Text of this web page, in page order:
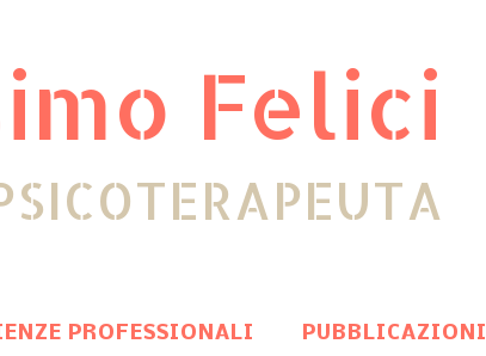
Felici
PROFESSIONALI PUBBLICAZIONI